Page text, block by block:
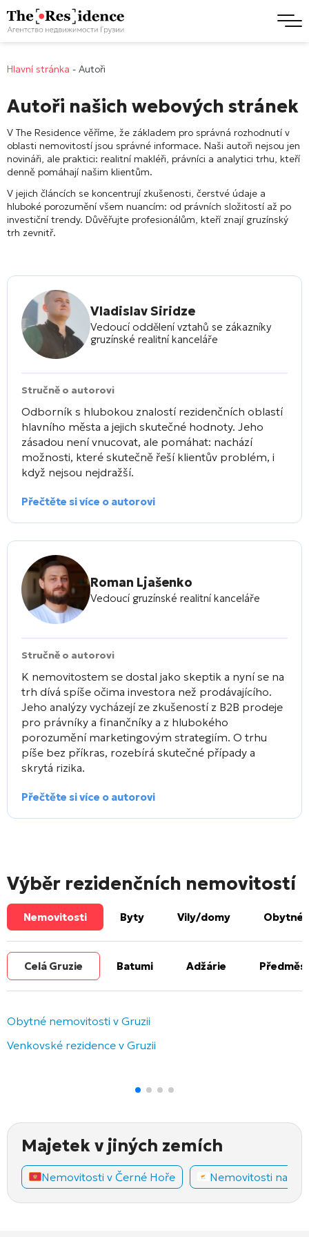
Hlavní stránka - Autoři
Autoři našich webových stránek
V The Residence věříme, že základem pro správná rozhodnutí v
oblasti nemovitostí jsou správné informace. Naši autoři nejsou jen
novináři, ale praktici: realitní makléři, právníci a analytici trhu, kteří
denně pomáhají našim klientům.
V jejich článcích se koncentrují zkušenosti, čerstvé údaje a
hluboké porozumění všem nuancím: od právních složitostí až po
investiční trendy. Důvěřujte profesionálům, kteří znají gruzínský
trh zevnitř.
Vladislav Siridze
Vedoucí oddělení vztahů se zákazníky
gruzínské realitní kanceláře
Stručně o autorovi
Odborník s hlubokou znalostí rezidenčních oblastí
hlavního města a jejich skutečné hodnoty. Jeho
zásadou není vnucovat, ale pomáhat: nachází
možnosti, které skutečně řeší klientův problém, i
když nejsou nejdražší.
Přečtěte si více o autorovi
Roman Ljašenko
Vedoucí gruzínské realitní kanceláře
Stručně o autorovi
K nemovitostem se dostal jako skeptik a nyní se na
trh dívá spíše očima investora než prodávajícího.
Jeho analýzy vycházejí ze zkušeností z B2B prodeje
pro právníky a finančníky a z hlubokého
porozumění marketingovým strategiím. O trhu
píše bez příkras, rozebírá skutečné případy a
skrytá rizika.
Přečtěte si více o autorovi
Výběr rezidenčních nemovitostí
Nemovitosti Byty Vily/domy Obytné
Celá Gruzie Batumi Adžárie
Obytné nemovitosti v Gruzii
Venkovské rezidence v Gruzii
Majetek v jiných zemích
Nemovitosti v Černé Hoře Nemovitosti na